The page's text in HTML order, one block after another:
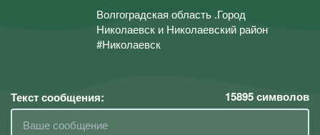
Волгоградская область .Город
Николаевск и Николаевский район
#Николаевск
Текст сообщения: 15895символов